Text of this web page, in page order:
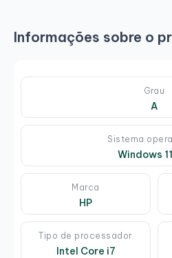
Informações sobre o
Grau
A
Sistema
Windows
Marca
HP
Tipo de processador
Intel Core i7